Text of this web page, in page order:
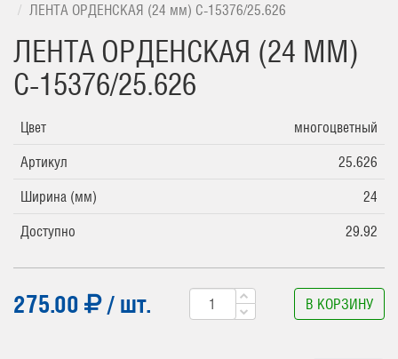
ЛЕНТА ОРДЕНСКАЯ (24 мм) С-15376/25.626
ЛЕНТА ОРДЕНСКАЯ (24 ММ)
С-15376/25.626
Цвет
многоцветный
Артикул
25.626
Ширина (мм)
24
Доступно
29.92
275.00 / шт. В КОРЗИНУ